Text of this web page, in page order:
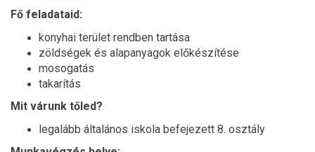
Fő feladataid:
konyhai terület rendben tartása
zöldségek és alapanyagok előkészítése
mosogatás
takarítás
Mit várunk tőled?
legalább általános iskola befejezett 8. osztály